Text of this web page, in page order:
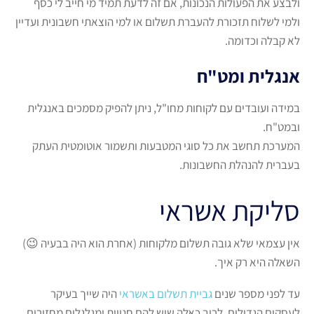
ולמי לשלוח תזכורת להעברת תשלום או למי הוצאתי חשבונית ועדיין
לא קבלה וכדומה.
אנגלית ומט"ח
במידה ועובדים עם לקוחות מחו"ל, ניתן להפיק מסמכים באנגלית
ובמט"ח.
המערכת תחשב את כל סוגי המטבעות ותשמור אוטומטית העתק
בעברית להנהלת החשבונות.
סליקת אשראי
אין עצמאי שלא גובה תשלום מלקוחות (אחרת הוא היה בבעיה 😉)
השאלה היא רק איך.
עד לפני מספר שניםגביית תשלום באשראיהיה שייך בעיקר